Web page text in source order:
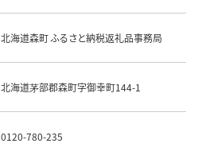
北海道森町 ふるさと納税返礼品事務局
北海道茅部郡森町字御幸町144-1
0120-780-235